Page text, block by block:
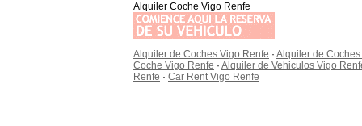
Alquiler Coche Vigo Renfe
Alquiler de Coches Vigo Renfe · Alquiler de
Coche Vigo Renfe · Alquiler de Vehiculos Vigo
Renfe · Car Rent Vigo Renfe